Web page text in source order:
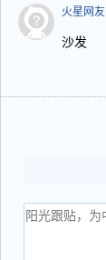
火星网友
沙发